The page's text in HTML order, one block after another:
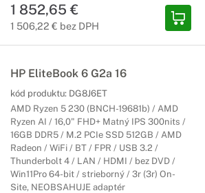
1 852,65 €
1 506,22 € bez DPH
HP EliteBook 6 G2a 16
kód produktu: DG8J6ET
AMD Ryzen 5 230 (BNCH-19681b) / AMD
Ryzen AI / 16,0" FHD+ Matný IPS 300nits /
16GB DDR5 / M.2 PCIe SSD 512GB / AMD
Radeon / WiFi / BT / FPR / USB 3.2 /
Thunderbolt 4 / LAN / HDMI / bez DVD /
Win11Pro 64-bit / strieborný / 3r (3r) On-
Site, NEOBSAHUJE adaptér